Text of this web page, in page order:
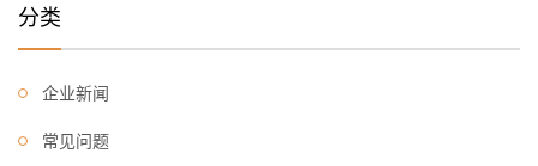
分类
企业新闻
常见问题